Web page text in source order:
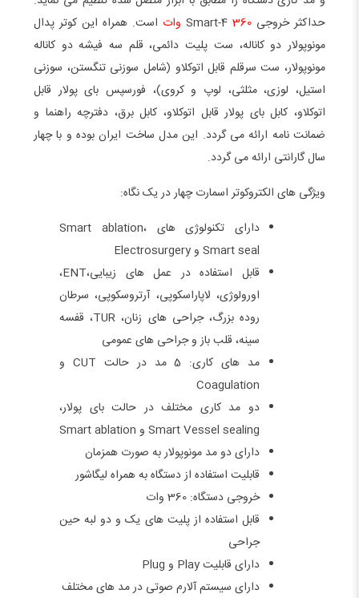
حداکثر خروجی Smart-4 360 وات
است. همراه این کوتر پدال
مونوپولار دو کاناله، ست پلیت دائمی، قلم سه فیشه دو کاناله
مونوپولار، ست سرقلم قابل اتوکلاو (شامل سوزنی تنگستن، سوزنی
استیل، لوزی، مثلثی، لوپ و کروی)، فورسپس بای پولار قابل
اتوکلاو، کابل بای پولار قابل اتوکلاو، کابل برق، دفترچه راهنما و
ضمانت نامه ارائه می گردد. این مدل ساخت ایران بوده و با چهار
سال گارانتی ارائه می گردد.
ویژگی های الکتروکوتر اسمارت چهار در یک نگاه:
دارای تکنولوژی های Smart ablation،
Smart seal و Electrosurgery
قابل استفاده در عمل های زیبایی،ENT،
اورولوژی، لاپاراسکوپی، آرتروسکوپی، سرطان
روده بزرگ، جراحی های زنان، TUR، قفسه
سینه، قلب باز و جراحی های عمومی
مد های کاری: 5 مد در حالت CUT و
Coagulation
دو مد کاری مختلف در حالت بای پولار،
Smart Vessel sealing و Smart ablation
دارای دو مد مونوپولار به صورت همزمان
قابلیت استفاده از دستگاه به همراه لیگاشور
خروجی دستگاه: 360 وات
قابل استفاده از پلیت های یک و دو لبه حین
جراحی
دارای قابلیت Play و Plug
دارای سیستم آلارم صوتی در مد های مختلف